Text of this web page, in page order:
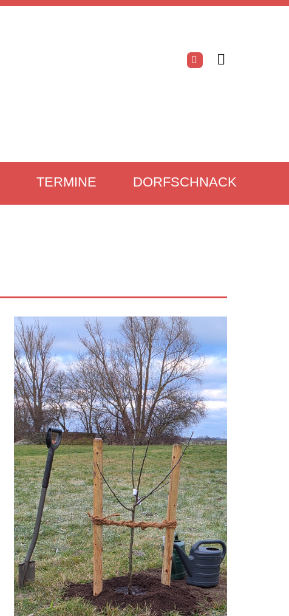
TERMINE DORFSCHNACK